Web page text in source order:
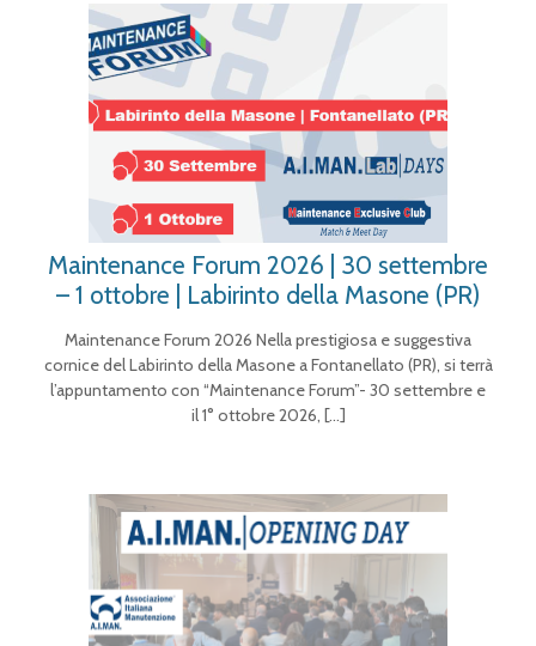
Maintenance Forum 2026 | 30 settembre
– 1 ottobre | Labirinto della Masone (PR)
Maintenance Forum 2026 Nella prestigiosa e suggestiva
cornice del Labirinto della Masone a Fontanellato (PR), si terrà
l’appuntamento con “Maintenance Forum”- 30 settembre e
il 1° ottobre 2026, […]